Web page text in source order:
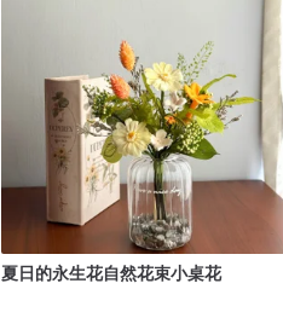
夏日的永生花自然花束小桌花